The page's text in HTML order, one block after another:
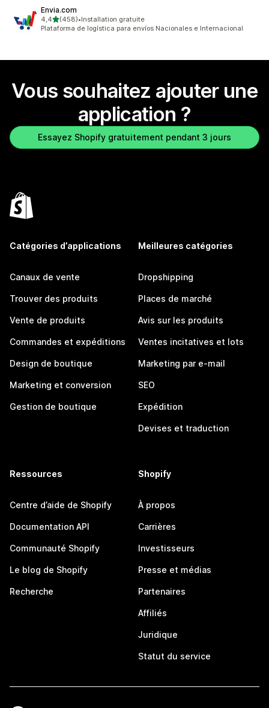
Envia.com
4,4étoile(s) sur 5
(458)
458 avis au total
•Installation gratuite
Plataforma de logística para envíos Nacionales e Internacional
Vous souhaitez ajouter une
application ?
Essayez Shopify gratuitement pendant 3 jours
Catégories d’applications
Canaux de vente
Trouver des produits
Vente de produits
Commandes et expéditions
Design de boutique
Marketing et conversion
Gestion de boutique
Meilleures catégories
Dropshipping
Places de marché
Avis sur les produits
Ventes incitatives et lots
Marketing par e-mail
SEO
Expédition
Devises et traduction
Ressources
Centre d’aide de Shopify
Documentation API
Communauté Shopify
Le blog de Shopify
Recherche
Shopify
À propos
Carrières
Investisseurs
Presse et médias
Partenaires
Affiliés
Juridique
Statut du service